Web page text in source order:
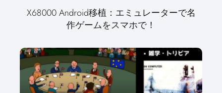
X68000 Android移植：エミュレーターで名
作ゲームをスマホで！